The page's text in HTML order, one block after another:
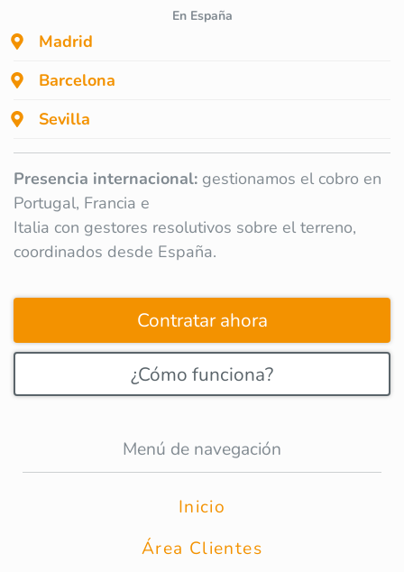
En España
Madrid
Barcelona
Sevilla
Presencia internacional: gestionamos el cobro en
Portugal, Francia e
Italia con gestores resolutivos sobre el terreno,
coordinados desde España.
Contratar ahora
¿Cómo funciona?
Menú de navegación
Inicio
Área Clientes